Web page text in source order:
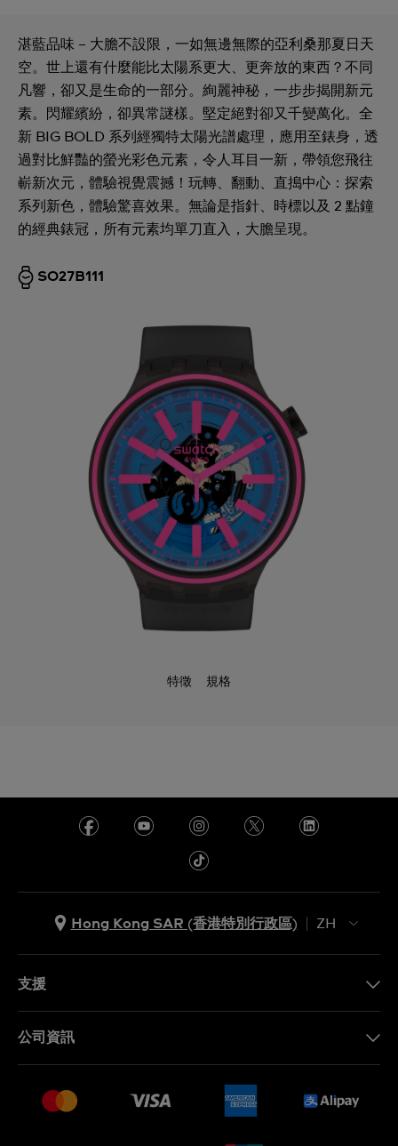
湛藍品味 – 大膽不設限，一如無邊無際的亞利桑那夏日天
空。世上還有什麼能比太陽系更大、更奔放的東西？不同
凡響，卻又是生命的一部分。絢麗神秘，一步步揭開新元
素。閃耀繽紛，卻異常謎樣。堅定絕對卻又千變萬化。全
新 BIG BOLD 系列經獨特太陽光譜處理，應用至錶身，透
過對比鮮豔的螢光彩色元素，令人耳目一新，帶領您飛往
嶄新次元，體驗視覺震撼！玩轉、翻動、直搗中心：探索
系列新色，體驗驚喜效果。無論是指針、時標以及 2 點鐘
的經典錶冠，所有元素均單刀直入，大膽呈現。
SO27B111
特徵 規格
Hong Kong SAR (香港特別行政區)
ZH
支援
銷售條款
公司資訊
就業機會